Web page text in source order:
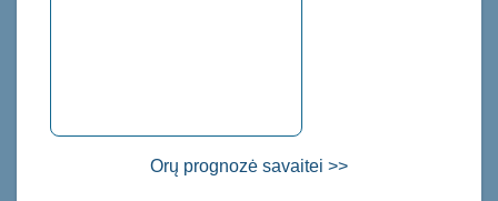
Orų prognozė savaitei >>